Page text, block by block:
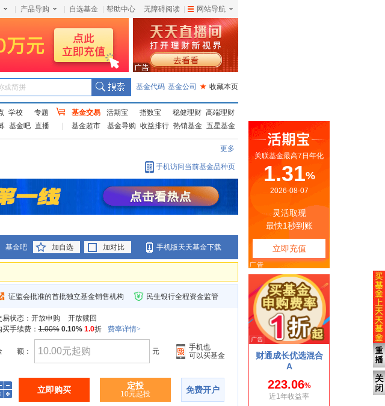
产品导购 自选基金 帮助中心 无障碍阅读 网站导航
或简拼 基金代码 基金公司 ★ 收藏本页
学校
专题
基金吧 直播
基金交易 活期宝 指数宝 稳健理财 高端理财
基金超市
基金导购 收益排行 热销基金 五星基金
更多
手机访问当前基金品种页
基金吧 加自选 加对比 手机版天天基金下载
证监会批准的首批独立基金销售机构 民生银行全程资金监管
易状态： 开放申购
开放赎回
买手续费：1.00% 0.10% 1.0折 费率详情>
额： 元
手机也
可以买基金
立即购买 定投
10元起投 免费开户